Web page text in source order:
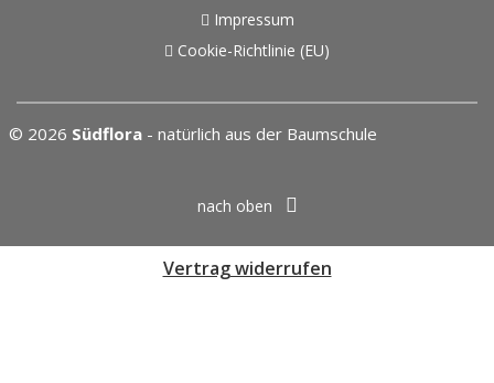
Impressum
Cookie-Richtlinie (EU)
© 2026 Südflora- natürlich aus der Baumschule
nach oben
Vertrag widerrufen